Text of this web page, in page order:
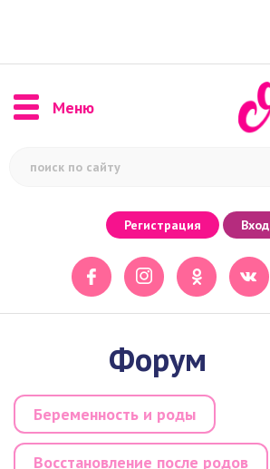
Меню
Регистрация Вход
Форум
Беременность и роды
Восстановление после родов